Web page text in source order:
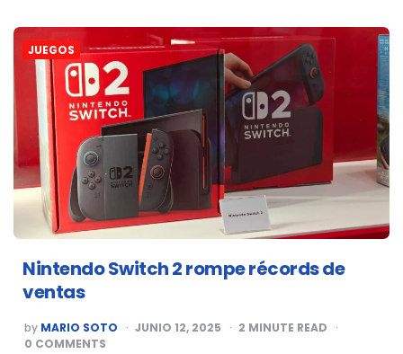
JUEGOS
Nintendo Switch 2 rompe récords de
ventas
POSTED
BY
by MARIO SOTO JUNIO 12, 2025 2 MINUTE READ
0 COMMENTS